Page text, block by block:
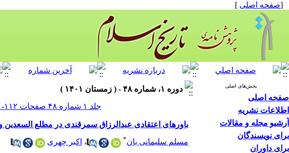
[صفحه اصلی ]
بخش‌های اصلی
صفحه اصلی
اطلاعات نشریه
آرشیو مجله و مقالات
برای نویسندگان
برای داوران
دوره ۱، شماره ۴۸ - ( زمستان ۱۴۰۱ )
جلد ۱ شماره ۴۸ صفحات ۱۱۲-۹۱
باورهای اعتقادی عبدالرزاق سمرقندی در مطلع السعدین
مسلم سلیمانی یان* ، اکبر چهری